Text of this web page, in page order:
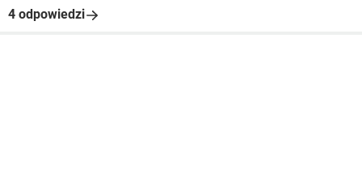
4 odpowiedzi